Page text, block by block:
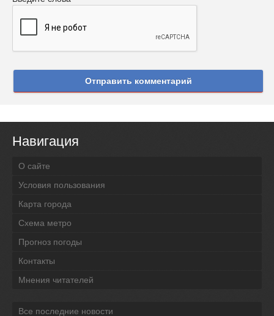
Отправить комментарий
Навигация
О сайте
Условия пользования
Карта города
Схема метро
Прогноз погоды
Контакты
Мнения читателей
Все последние новости